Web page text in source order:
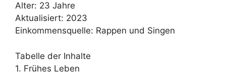
Alter: 23 Jahre
Aktualisiert: 2023
Einkommensquelle: Rappen und Singen
Tabelle der Inhalte
1. Frühes Leben